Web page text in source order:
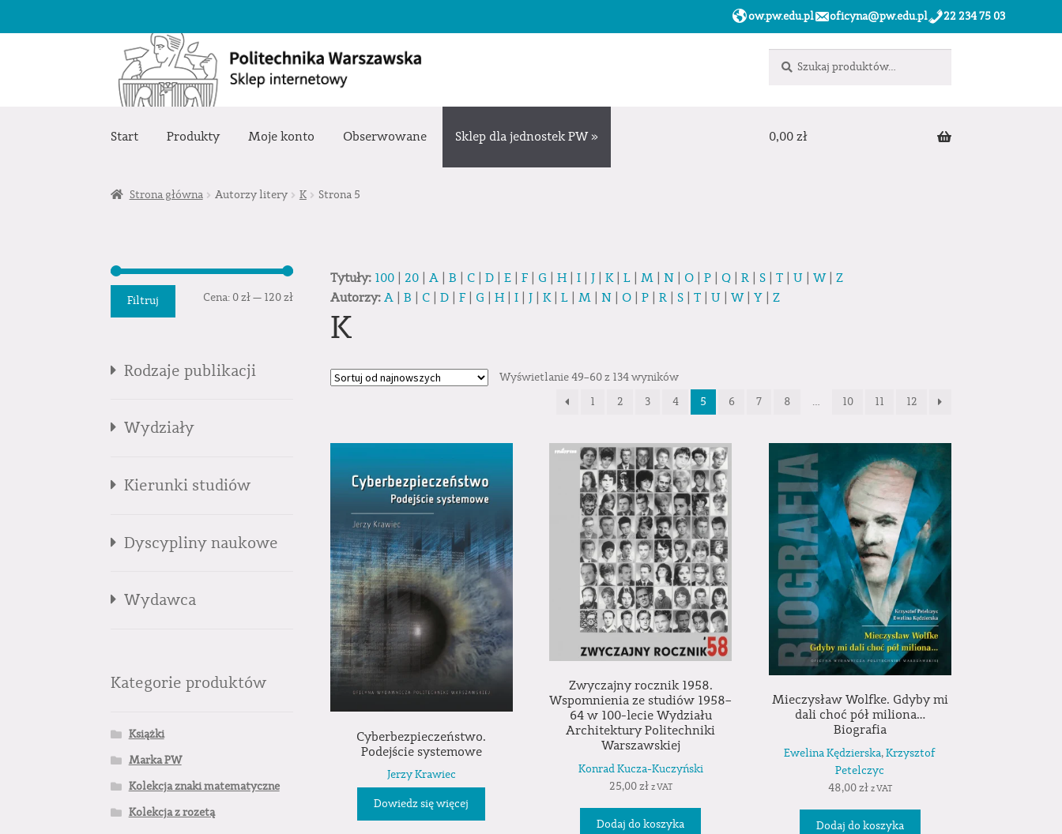
ow.pw.edu.pl oficyna@pw.edu.pl 22 234 75 03
Przejdź
nawigacji
Przejdź
treści
Start Produkty Moje konto Obserwowane Sklep dla jednostek PW » 0,00 zł
Strona główna Autorzy litery K Strona 5
Tytuły: 100| 20| A| B | C| D| E| F| G | H| I| J| K| L| M| N| O| P| Q| R| S| T| U | W| Z
Autorzy: A| B | C| D| F| G | H| I| J| K| L| M| N| O| P| R| S| T| U | W| Y| Z
K
Wyświetlanie 49–60 z 134 wyników
1
2 3 4 5 6 7 8 … 10 11 12
Cyberbezpieczeństwo.
Podejście systemowe
Jerzy Krawiec
Dowiedz się więcej
Zwyczajny rocznik 1958.
Wspomnienia ze studiów 1958–
64 w 100-lecie Wydziału
Architektury Politechniki
Warszawskiej
Konrad Kucza-Kuczyński
25,00zł z VAT
Dodaj do koszyka
Mieczysław Wolfke. Gdyby mi
dali choć pół miliona…
Biografia
Ewelina Kędzierska,Krzysztof
Petelczyc
48,00zł z VAT
Dodaj do koszyka
Cena
Cena
Filtruj Cena: 0 zł— 120 zł
Rodzaje publikacji
Wydziały
Kierunki studiów
Dyscypliny naukowe
Wydawca
Kategorie produktów
Książki
Marka PW
Kolekcja znaki matematyczne
Kolekcja z rozetą